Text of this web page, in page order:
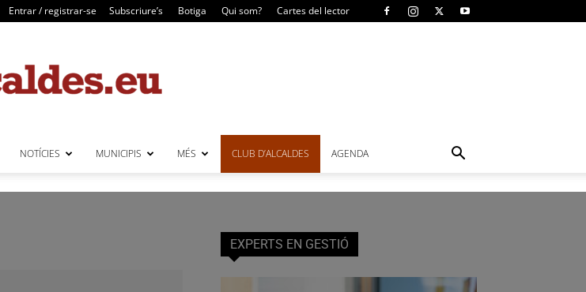
Entrar / registrar-se Subscriure’s Botiga Qui som? Cartes del lector
NOTÍCIES MUNICIPIS MÉS CLUB D’ALCALDES AGENDA
EXPERTS EN GESTIÓ